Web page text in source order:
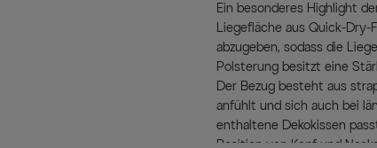
Ein besonderes Highlight
Liegefläche aus Quick-Dry-
abzugeben, sodass die
Polsterung besitzt eine
Der Bezug besteht aus
anfühlt und sich auch bei
enthaltene Dekokissen
Position von Kopf und